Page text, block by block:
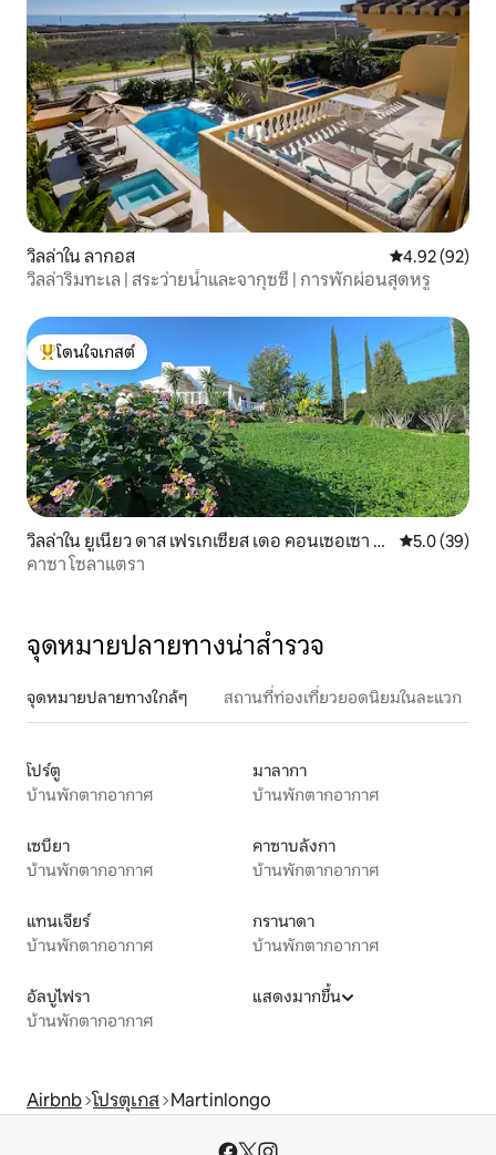
วิลล่าใน ลากอส คะแนนเฉลี่ย
4.92 (92)
วิลล่าริมทะเล | สระว่ายน้ำและจากุซซี่ | การพักผ่อนสุดหรู
โดนใจเกสต์ที่สุด
โดนใจเกสต์
วิลล่าใน ยูเนียว ดาส เฟรเกเซียส เดอ คอนเซอเซา แ
ละ คาเบนาส เดอ ทาวีรา
คะแนนเฉลี่ย
5.0 (39)
คาซา โซลาแตรา
จุดหมายปลายทางน่าสำรวจ
จุดหมายปลายทางใกล้ๆ สถานที่ท่องเที่ยวยอดนิยมในละแวก
โปร์ตู
บ้านพักตากอากาศ
มาลากา
บ้านพักตากอากาศ
เซบียา
บ้านพักตากอากาศ
คาซาบลังกา
บ้านพักตากอากาศ
แทนเจียร์
บ้านพักตากอากาศ
กรานาดา
บ้านพักตากอากาศ
อัลบูไฟรา
บ้านพักตากอากาศ
แสดงมากขึ้น
Airbnb โปรตุเกส Martinlongo